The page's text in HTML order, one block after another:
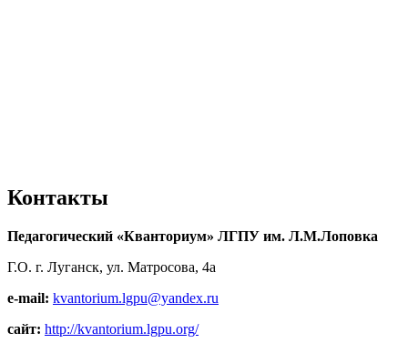
Контакты
Педагогический «Кванториум» ЛГПУ им. Л.М.Лоповка
Г.О. г. Луганск, ул. Матросова, 4а
e-mail: kvantorium.lgpu@yandex.ru
сайт: http://kvantorium.lgpu.org/